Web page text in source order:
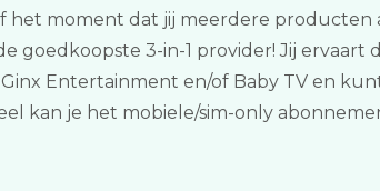
moment dat jij meerdere producten
goedkoopste 3-in-1 provider! Jij
Entertainment en/of Baby TV en
kan je het mobiele/sim-only